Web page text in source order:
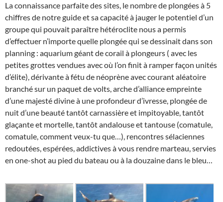
La connaissance parfaite des sites, le nombre de plongées à 5
chiffres de notre guide et sa capacité à jauger le potentiel d’un
groupe qui pouvait paraître hétéroclite nous a permis
d’effectuer n’importe quelle plongée qui se dessinait dans son
planning : aquarium géant de corail à plongeurs ( avec les
petites grottes vendues avec où l’on finit à ramper façon unités
d’élite), dérivante à fétu de néoprène avec courant aléatoire
branché sur un paquet de volts, arche d’alliance empreinte
d’une majesté divine à une profondeur d’ivresse, plongée de
nuit d’une beauté tantôt carnassière et impitoyable, tantôt
glaçante et mortelle, tantôt andalouse et tantouse (comatule,
comatule, comment veux-tu que…), rencontres sélaciennes
redoutées, espérées, addictives à vous rendre marteau, servies
en one-shot au pied du bateau ou à la douzaine dans le bleu…